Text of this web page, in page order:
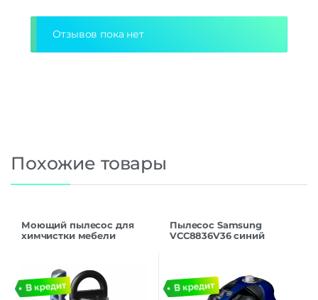
Отзывов пока нет
Похожие товары
Моющий пылесос для
химчистки мебели
влажная, сухая
Пылесос Samsung
VCC8836V36 синий